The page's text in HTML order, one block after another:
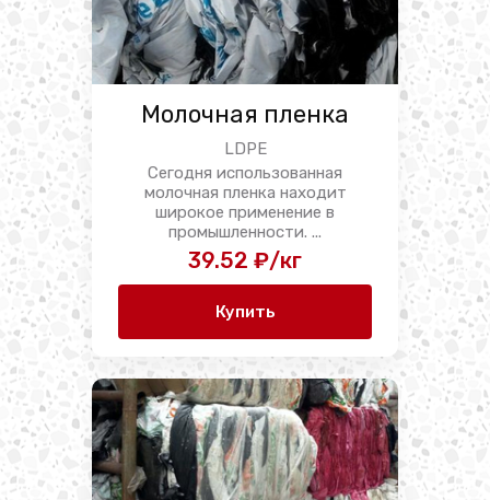
Молочная пленка
LDPE
Сегодня использованная
молочная пленка находит
широкое применение в
промышленности. ...
39.52 ₽/кг
Купить